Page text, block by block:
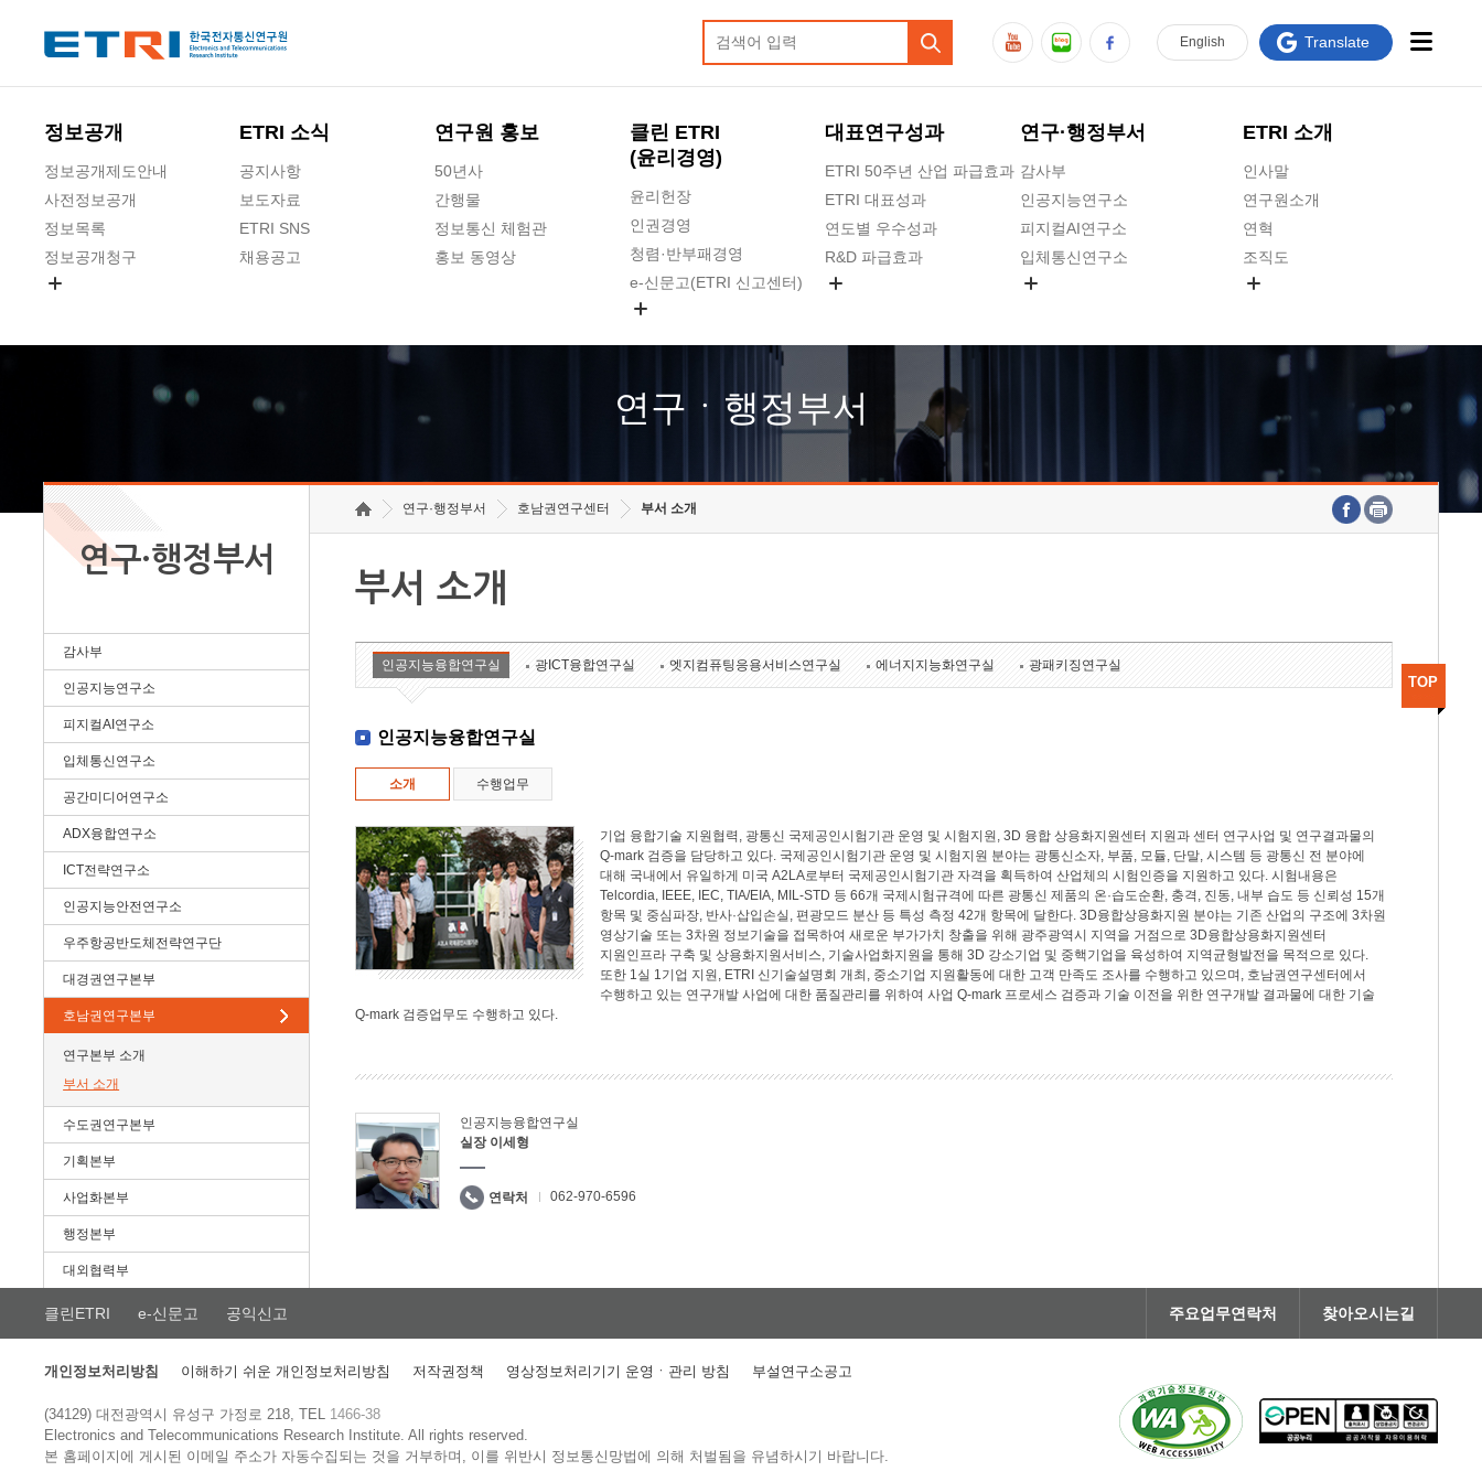
정보공개
정보공개제도안내
사전정보공개
정보목록
정보공개청구
ETRI 소식
공지사항
보도자료
ETRI SNS
채용공고
연구원 홍보
50년사
간행물
정보통신 체험관
홍보 동영상
클린 ETRI
(윤리경영)
윤리헌장
인권경영
청렴·반부패경영
e-신문고(ETRI 신고센터)
고객의소리
수의계약 현황
대표연구성과
ETRI 50주년 산업 파급효과
ETRI 대표성과
연도별 우수성과
R&D 파급효과
연구·행정부서
감사부
인공지능연구소
피지컬AI연구소
입체통신연구소
호남권연구본부
기획본부
ETRI 소개
인사말
연구원소개
연혁
조직도
연구원 고객헌장
주요업무연락처
English Translate
연구ㆍ행정부서
연구·행정부서
감사부
인공지능연구소
피지컬AI연구소
입체통신연구소
공간미디어연구소
ADX융합연구소
ICT전략연구소
인공지능안전연구소
우주항공반도체전략연구단
대경권연구본부
호남권연구본부
연구본부 소개
부서 소개
수도권연구본부
기획본부
사업화본부
행정본부
대외협력부
연구·행정부서 호남권연구센터 부서 소개
부서 소개
인공지능융합연구실 광ICT융합연구실 엣지컴퓨팅응용서비스연구실 에너지지능화연구실 광패키징연구실
인공지능융합연구실
소개 수행업무
기업 융합기술 지원협력, 광통신 국제공인시험기관 운영 및 시험지원, 3D 융합 상용화지원센터 지원과 센터 연구사업 및 연구결과물의
Q-mark 검증을 담당하고 있다. 국제공인시험기관 운영 및 시험지원 분야는 광통신소자, 부품, 모듈, 단말, 시스템 등 광통신 전 분야에
대해 국내에서 유일하게 미국 A2LA로부터 국제공인시험기관 자격을 획득하여 산업체의 시험인증을 지원하고 있다. 시험내용은
Telcordia, IEEE, IEC, TIA/EIA, MIL-STD 등 66개 국제시험규격에 따른 광통신 제품의 온·습도순환, 충격, 진동, 내부 습도 등 신뢰성 15개
항목 및 중심파장, 반사·삽입손실, 편광모드 분산 등 특성 측정 42개 항목에 달한다. 3D융합상용화지원 분야는 기존 산업의 구조에 3차원
영상기술 또는 3차원 정보기술을 접목하여 새로운 부가가치 창출을 위해 광주광역시 지역을 거점으로 3D융합상용화지원센터
지원인프라 구축 및 상용화지원서비스, 기술사업화지원을 통해 3D 강소기업 및 중핵기업을 육성하여 지역균형발전을 목적으로 있다.
또한 1실 1기업 지원, ETRI 신기술설명회 개최, 중소기업 지원활동에 대한 고객 만족도 조사를 수행하고 있으며, 호남권연구센터에서
수행하고 있는 연구개발 사업에 대한 품질관리를 위하여 사업 Q-mark 프로세스 검증과 기술 이전을 위한 연구개발 결과물에 대한 기술
Q-mark 검증업무도 수행하고 있다.
인공지능융합연구실
실장 이세형
연락처 062-970-6596
TOP
클린ETRI e-신문고 공익신고 주요업무연락처 찾아오시는길
개인정보처리방침 이해하기 쉬운 개인정보처리방침 저작권정책 영상정보처리기기 운영ㆍ관리 방침 부설연구소공고
(34129) 대전광역시 유성구 가정로 218, TEL 1466-38
Electronics and Telecommunications Research Institute.All rights reserved.
본 홈페이지에 게시된 이메일 주소가 자동수집되는 것을 거부하며, 이를 위반시 정보통신망법에 의해 처벌됨을 유념하시기 바랍니다.